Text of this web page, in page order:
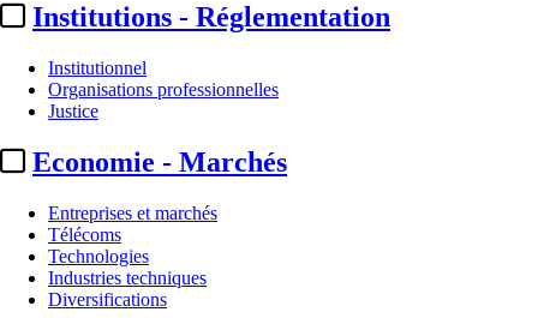
Institutions - Réglementation
Institutionnel
Organisations professionnelles
Justice
Economie - Marchés
Entreprises et marchés
Télécoms
Technologies
Industries techniques
Diversifications